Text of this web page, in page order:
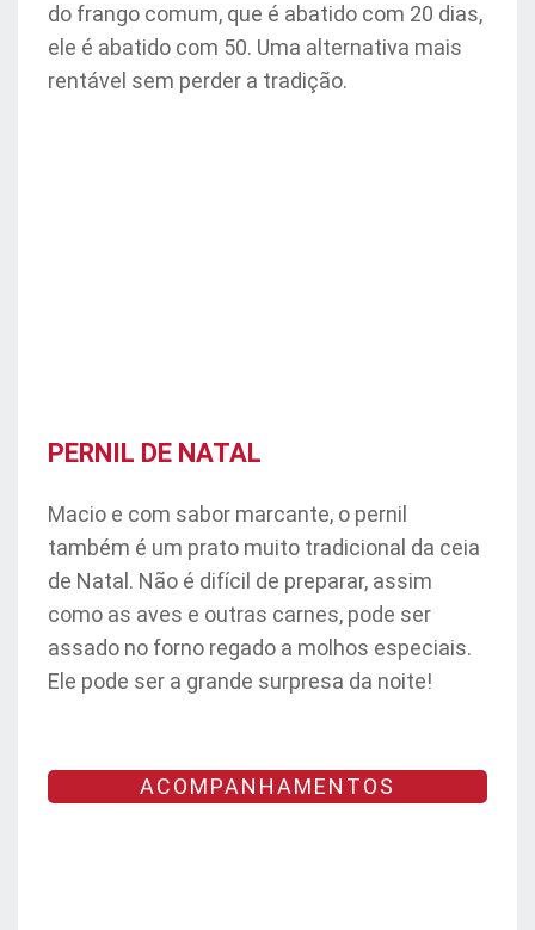
do frango comum, que é abatido com 20 dias,
ele é abatido com 50. Uma alternativa mais
rentável sem perder a tradição.
PERNIL DE NATAL
Macio e com sabor marcante, o pernil
também é um prato muito tradicional da ceia
de Natal. Não é difícil de preparar, assim
como as aves e outras carnes, pode ser
assado no forno regado a molhos especiais.
Ele pode ser a grande surpresa da noite!
ACOMPANHAMENTOS